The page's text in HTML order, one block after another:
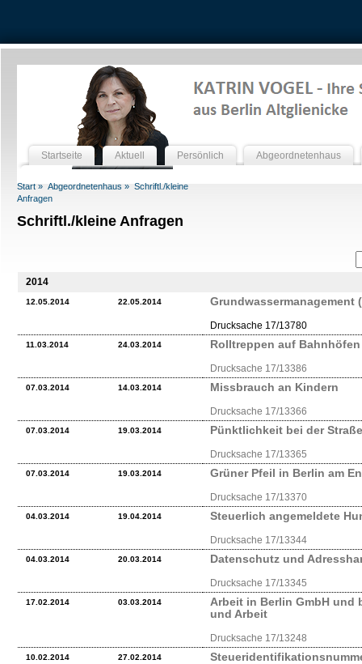
Startseite Aktuell Persönlich Abgeordnetenhaus
Start » Abgeordnetenhaus » Schriftl./kleine
Anfragen
Schriftl./kleine Anfragen
2014
12.05.2014 22.05.2014 Grundwassermanagement
Drucksache 17/13780
11.03.2014 24.03.2014 Rolltreppen auf
Drucksache 17/13386
07.03.2014 14.03.2014 Missbrauch an Kindern
Drucksache 17/13366
07.03.2014 19.03.2014 Pünktlichkeit bei der
Drucksache 17/13365
07.03.2014 19.03.2014 Grüner Pfeil in Berlin am
Drucksache 17/13370
04.03.2014 19.04.2014 Steuerlich angemeldete
Drucksache 17/13344
04.03.2014 20.03.2014 Datenschutz und
Drucksache 17/13345
17.02.2014 03.03.2014
Arbeit in Berlin GmbH
und Arbeit
Drucksache 17/13248
10.02.2014 27.02.2014